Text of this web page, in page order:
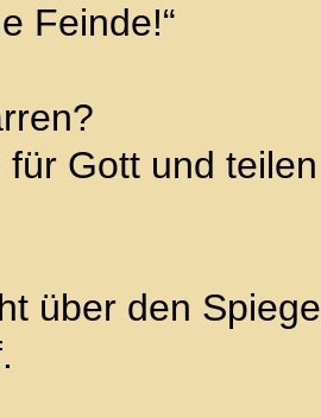
Feinde!“
für Gott und
über den